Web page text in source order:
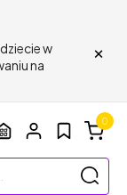
w
na
×
0